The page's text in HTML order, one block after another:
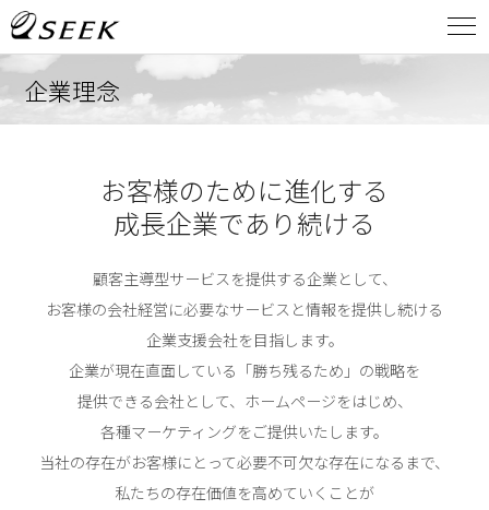
企業理念
お客様のために進化する
成長企業であり続ける
顧客主導型サービスを提供する企業として、
お客様の会社経営に必要なサービスと情報を提供し続ける
企業支援会社を目指します。
企業が現在直面している「勝ち残るため」の戦略を
提供できる会社として、 ホームページをはじめ、
各種マーケティングをご提供いたします。
当社の存在がお客様にとって必要不可欠な存在になるまで、
私たちの存在価値を高めていくことが